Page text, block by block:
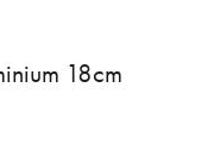
18cm